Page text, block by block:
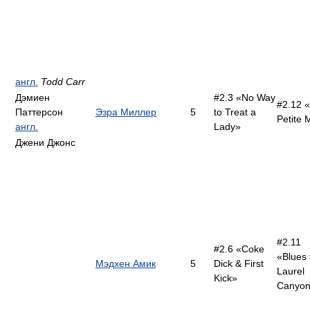
англ. Todd Carr
Дэмиен
Паттерсон
англ.
Эзра Миллер 5
#2.3 «No Way
to Treat a
Lady»
#2.12
Petite
Джени Джонс
Мэдхен Амик 5
#2.6 «Coke
Dick & First
Kick»
#2.11
«Blues
Laurel